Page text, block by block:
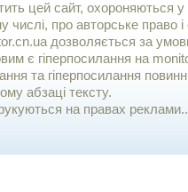
цей сайт, охороняються у
числі, про авторське право і
дозволяється за
є гiперпосилання на
та гіперпосилання
абзаці тексту.
на правах реклами..